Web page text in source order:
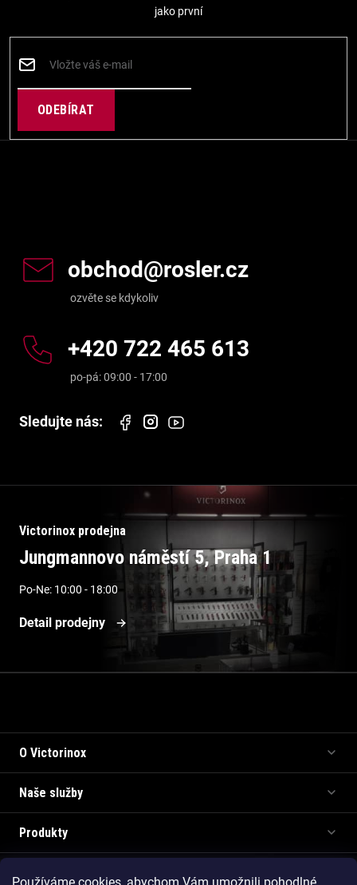
jako první
PŘIHLÁSIT
obchod@rosler.cz
+420 722 465 613
Victorinox prodejna
Jungmannovo náměstí 5, Praha 1
Po-Ne: 10:00 - 18:00
Detail prodejny
O Victorinox
Naše služby
Produkty